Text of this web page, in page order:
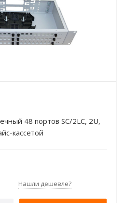
48 портов SC/2LC, 2U,
кассетой
Нашли дешевле?